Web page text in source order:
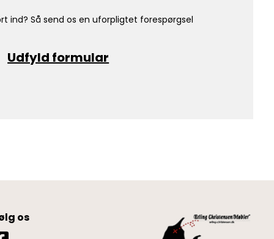
ind? Så send os en uforpligtet forespørgsel
Udfyld formular
os